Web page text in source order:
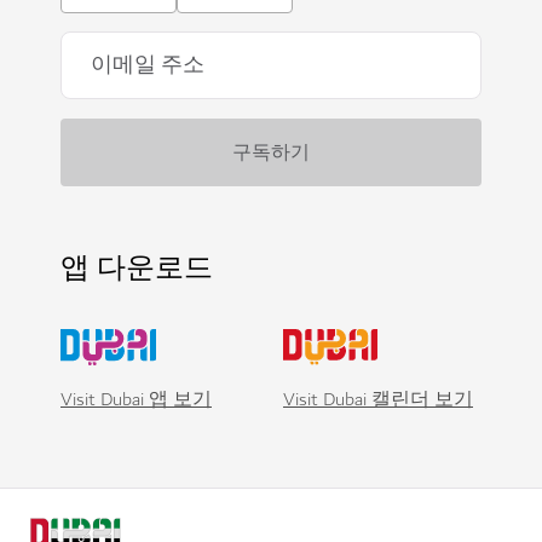
앱 다운로드
Visit Dubai 앱 보기 Visit Dubai 캘린더 보기